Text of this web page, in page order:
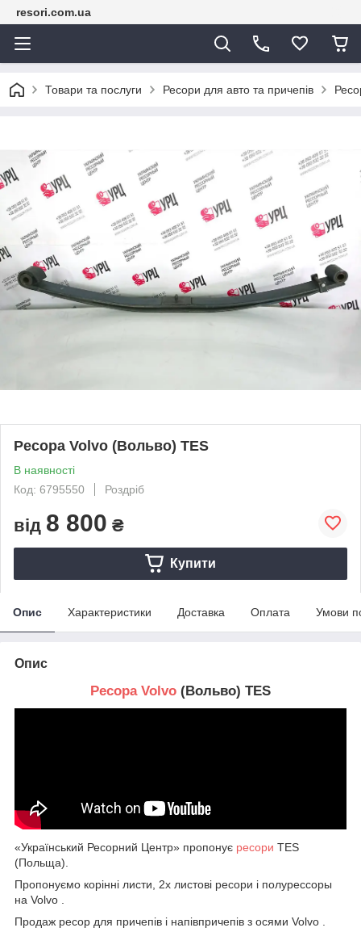
resori.com.ua
Товари та послуги Ресори для авто та причепів
Ресора Volvo (Вольво) TES
В наявності
Код: 6795550
Роздріб
від 8 800 ₴
Купити
Опис Характеристики Доставка Оплата Умови
Опис
Ресора Volvo (Вольво) TES
«Український Ресорний Центр» пропонує ресори TES
(Польща).
Пропонуємо корінні листи, 2х листові ресори і полурессоры
на Volvo .
Продаж ресор для причепів і напівпричепів з осями Volvo .